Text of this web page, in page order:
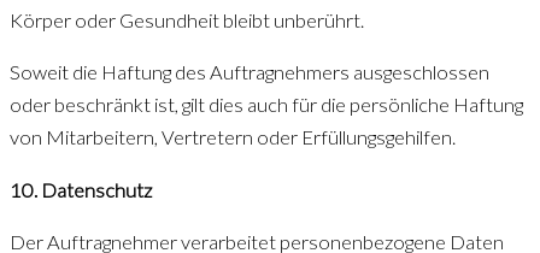
Körper oder Gesundheit bleibt unberührt.
Soweit die Haftung des Auftragnehmers ausgeschlossen
oder beschränkt ist, gilt dies auch für die persönliche Haftung
von Mitarbeitern, Vertretern oder Erfüllungsgehilfen.
10. Datenschutz
Der Auftragnehmer verarbeitet personenbezogene Daten